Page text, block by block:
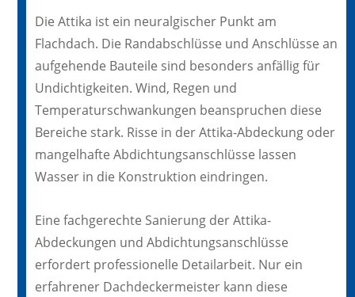
Die Attika ist ein neuralgischer Punkt am
Flachdach. Die Randabschlüsse und Anschlüsse an
aufgehende Bauteile sind besonders anfällig für
Undichtigkeiten. Wind, Regen und
Temperaturschwankungen beanspruchen diese
Bereiche stark. Risse in der Attika-Abdeckung oder
mangelhafte Abdichtungsanschlüsse lassen
Wasser in die Konstruktion eindringen.
Eine fachgerechte Sanierung der Attika-
Abdeckungen und Abdichtungsanschlüsse
erfordert professionelle Detailarbeit. Nur ein
erfahrener Dachdeckermeister kann diese